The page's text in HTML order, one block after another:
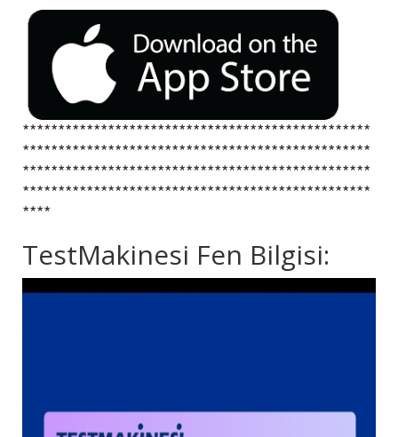
*************************************************
*************************************************
*************************************************
*************************************************
****
TestMakinesi Fen Bilgisi: